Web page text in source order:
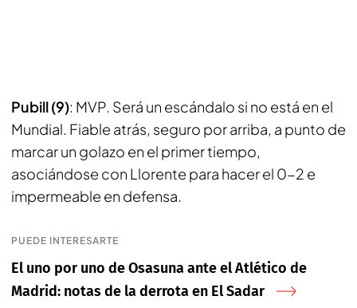
Pubill (9): MVP. Será un escándalo si no está en el
Mundial. Fiable atrás, seguro por arriba, a punto de
marcar un golazo en el primer tiempo,
asociándose con Llorente para hacer el 0-2 e
impermeable en defensa.
PUEDE INTERESARTE
El uno por uno de Osasuna ante el Atlético de
Madrid: notas de la derrota en El Sadar